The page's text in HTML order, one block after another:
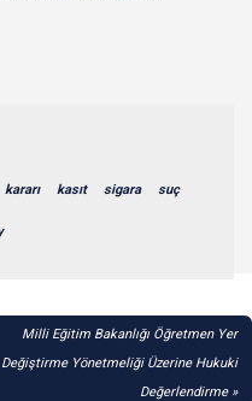
kararı kasıt sigara suç
Milli Eğitim Bakanlığı Öğretmen Yer
Değiştirme Yönetmeliği Üzerine Hukuki
Değerlendirme